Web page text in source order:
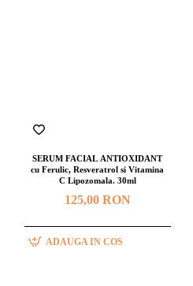
SERUM FACIAL ANTIOXIDANT
cu Ferulic, Resveratrol si Vitamina
C Lipozomala. 30ml
125,00 RON
ADAUGA IN COS